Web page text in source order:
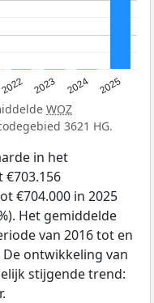
2022 2023 2024 2025
WOZ
3621 HG.
in het
€703.156
€704.000 in 2025
Het gemiddelde
van 2016 tot en
De ontwikkeling van
stijgende trend: